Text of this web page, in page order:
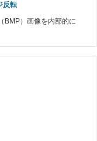
反転
BMP）画像を内部的に